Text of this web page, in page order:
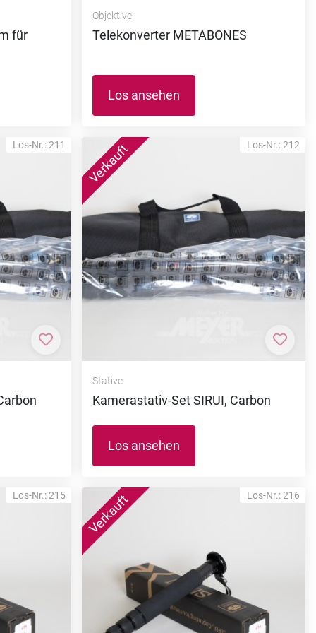
für
Objektive
Telekonverter METABONES
Los ansehen
Los-Nr.: 211
Zur Merkliste hinzufügen
Los-Nr.: 212
Zur
Stative
Kamerastativ-Set SIRUI, Carbon
Los ansehen
Los-Nr.: 215 Los-Nr.: 216